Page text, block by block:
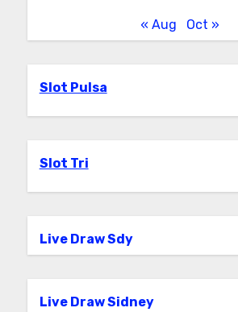
« Aug Oct »
Slot Pulsa
Slot Tri
Live Draw Sdy
Live Draw Sidney